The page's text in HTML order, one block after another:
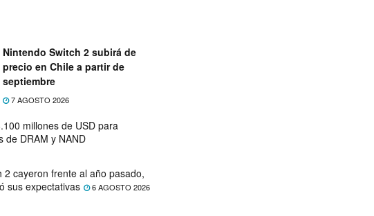
Nintendo Switch 2 subirá de
precio en Chile a partir de
septiembre
7 AGOSTO 2026
millones de USD para
de DRAM y NAND
2 cayeron frente al año pasado,
sus expectativas
6 AGOSTO 2026